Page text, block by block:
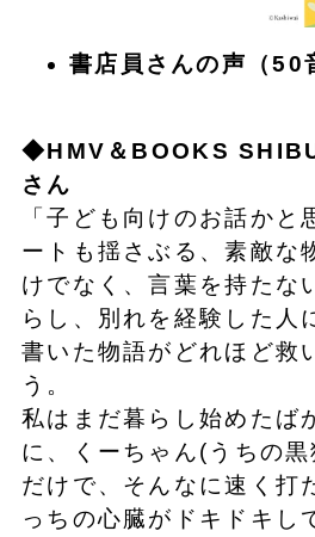
書店員さんの声（50
◆HMV＆BOOKS
さん
「子ども向けのお話かと
ートも揺さぶる、素敵な
けでなく、言葉を持たな
らし、別れを経験した人
書いた物語がどれほど救
う。
私はまだ暮らし始めたば
に、くーちゃん(うちの黒
だけで、そんなに速く打
っちの心臓がドキドキし